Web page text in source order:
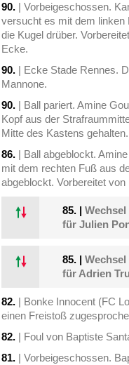
90. | Vorbeigeschossen.
versucht es mit dem linken
die Kugel drüber.
Ecke.
90. | Ecke Stade Rennes.
Mannone.
90. | Ball pariert. Amine
Kopf aus der
Mitte des Kastens
86. | Ball abgeblockt.
mit dem rechten Fuß aus
abgeblockt. Vorbereitet von
85. |
für Julien
85. |
für Adrien
82. | Bonke Innocent (FC
einen Freistoß
82. | Foul von Baptiste
81. | Vorbeigeschossen.